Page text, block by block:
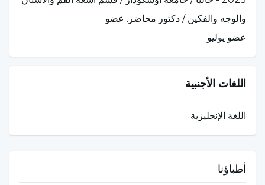
والوجه والفكين / دكتور محاضر. عضو
عضو يوليو
اللغات الأجنبية
اللغة الإنجليزية
أطباؤنا